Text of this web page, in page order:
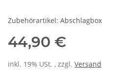
Zubehörartikel: Abschlagbox
44,90 €
inkl. 19% USt. , zzgl. Versand